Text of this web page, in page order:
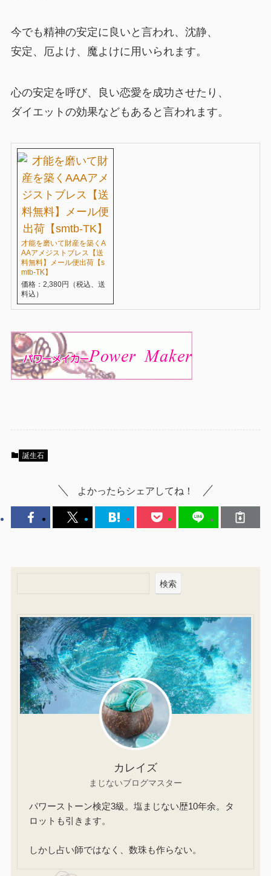
今でも精神の安定に良いと言われ、沈静、
安定、厄よけ、魔よけに用いられます。
心の安定を呼び、良い恋愛を成功させたり、
ダイエットの効果などもあると言われます。
才能を磨いて財産を築くA
AAアメジストブレス【送
料無料】メール便出荷【s
mtb-TK】
価格：2,380円（税込、送
料込）
誕生石
よかったらシェアしてね！
検索
カレイズ
まじないブログマスター
パワーストーン検定3級。塩まじない歴10年余。タ
ロットも引きます。
しかし占い師ではなく、数珠も作らない。